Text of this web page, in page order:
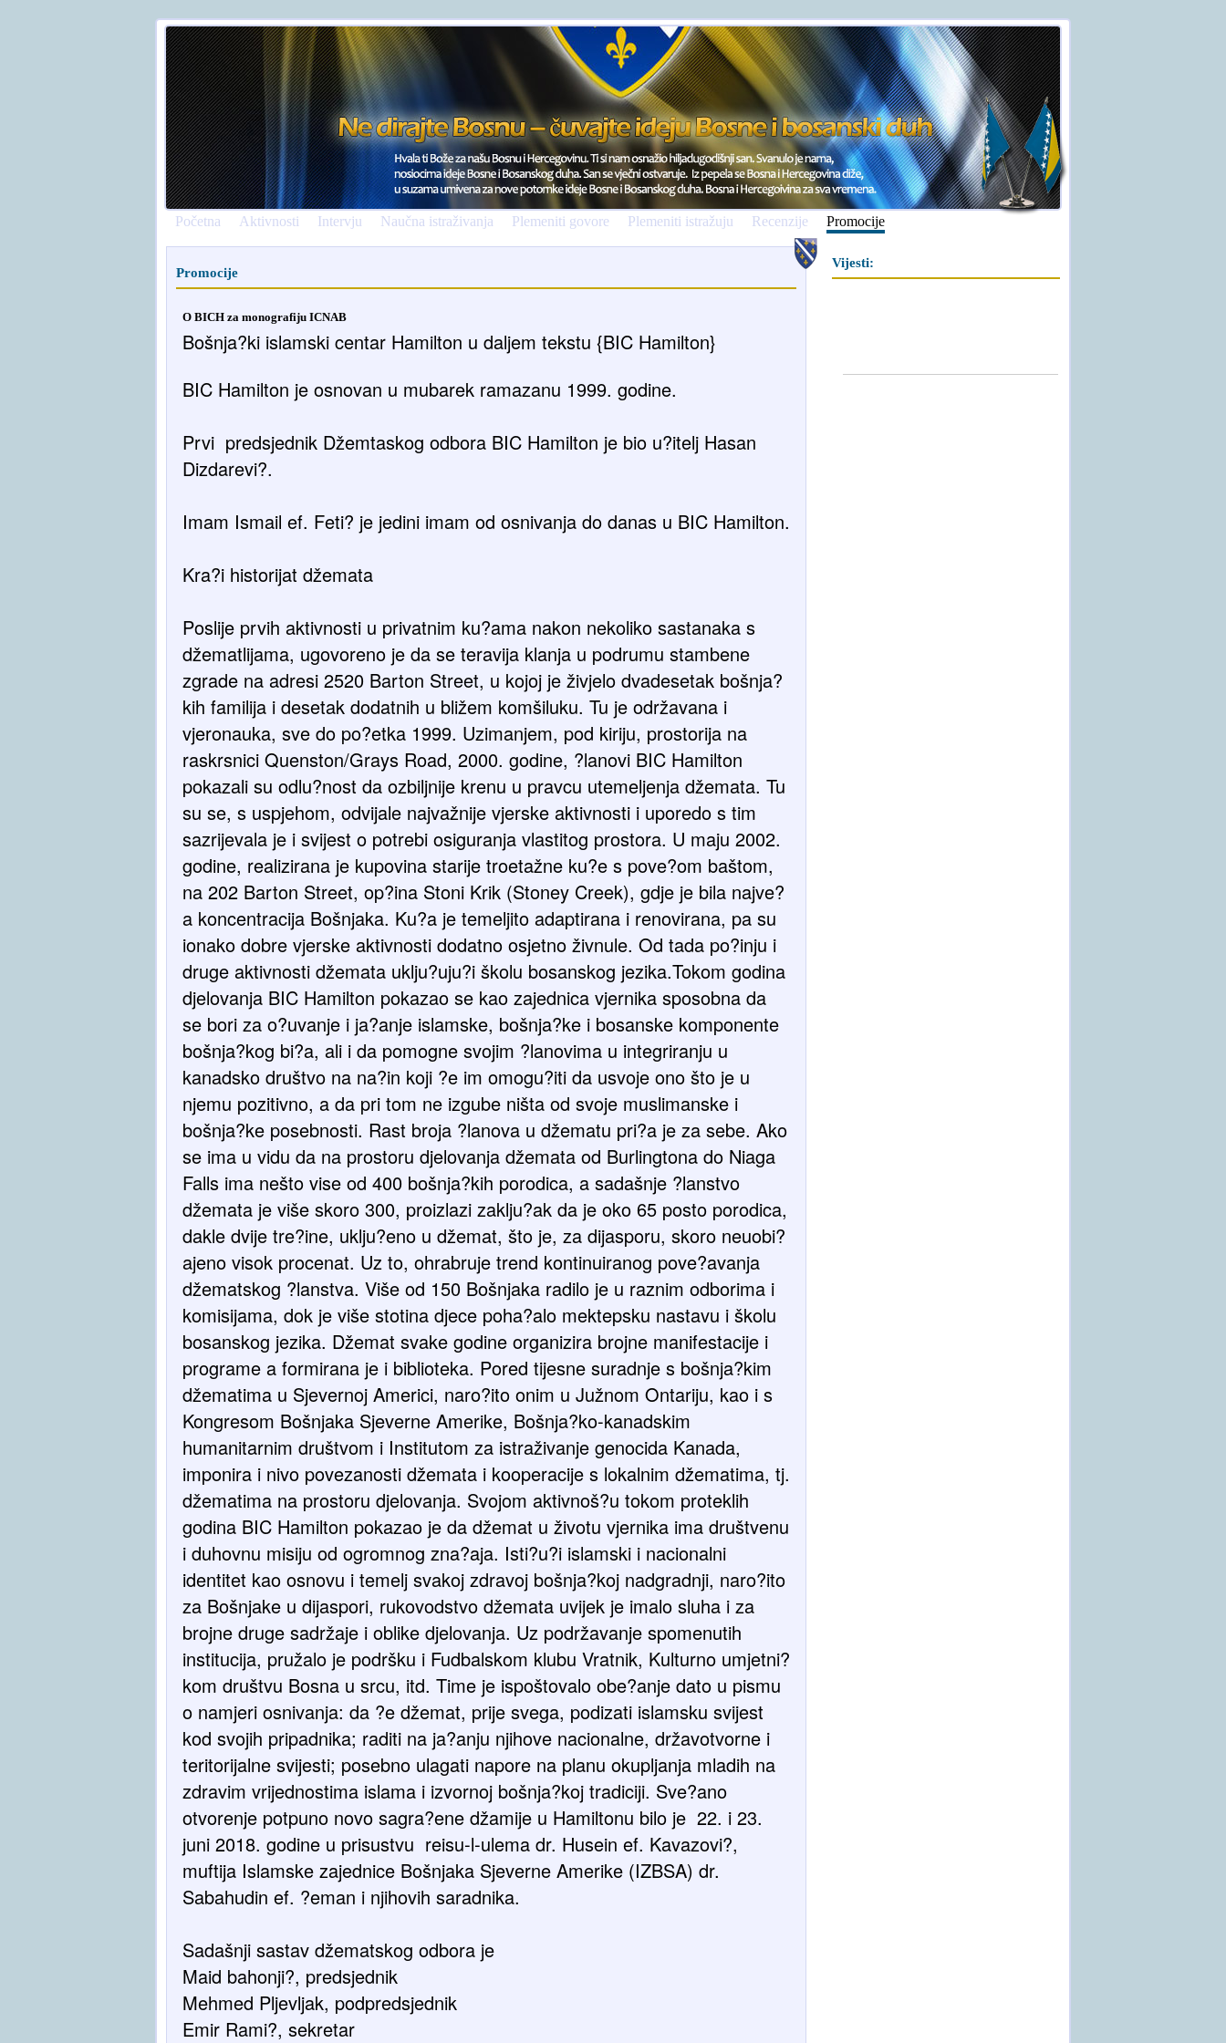
Početna Aktivnosti Intervju Naučna istraživanja Plemeniti govore Plemeniti istražuju Recenzije Promocije
Promocije
O BICH za monografiju ICNAB
Bošnja?ki islamski centar Hamilton u daljem tekstu {BIC Hamilton}
BIC Hamilton je osnovan u mubarek ramazanu 1999. godine.
Prvi predsjednik Džemtaskog odbora BIC Hamilton je bio u?itelj Hasan
Dizdarevi?.
Imam Ismail ef. Feti? je jedini imam od osnivanja do danas u BIC Hamilton.
Kra?i historijat džemata
Poslije prvih aktivnosti u privatnim ku?ama nakon nekoliko sastanaka s
džematlijama, ugovoreno je da se teravija klanja u podrumu stambene
zgrade na adresi 2520 Barton Street, u kojoj je živjelo dvadesetak bošnja?
kih familija i desetak dodatnih u bližem komšiluku. Tu je održavana i
vjeronauka, sve do po?etka 1999. Uzimanjem, pod kiriju, prostorija na
raskrsnici Quenston/Grays Road, 2000. godine, ?lanovi BIC Hamilton
pokazali su odlu?nost da ozbiljnije krenu u pravcu utemeljenja džemata. Tu
su se, s uspjehom, odvijale najvažnije vjerske aktivnosti i uporedo s tim
sazrijevala je i svijest o potrebi osiguranja vlastitog prostora. U maju 2002.
godine, realizirana je kupovina starije troetažne ku?e s pove?om baštom,
na 202 Barton Street, op?ina Stoni Krik (Stoney Creek), gdje je bila najve?
a koncentracija Bošnjaka. Ku?a je temeljito adaptirana i renovirana, pa su
ionako dobre vjerske aktivnosti dodatno osjetno živnule. Od tada po?inju i
druge aktivnosti džemata uklju?uju?i školu bosanskog jezika.Tokom godina
djelovanja BIC Hamilton pokazao se kao zajednica vjernika sposobna da
se bori za o?uvanje i ja?anje islamske, bošnja?ke i bosanske komponente
bošnja?kog bi?a, ali i da pomogne svojim ?lanovima u integriranju u
kanadsko društvo na na?in koji ?e im omogu?iti da usvoje ono što je u
njemu pozitivno, a da pri tom ne izgube ništa od svoje muslimanske i
bošnja?ke posebnosti. Rast broja ?lanova u džematu pri?a je za sebe. Ako
se ima u vidu da na prostoru djelovanja džemata od Burlingtona do Niaga
Falls ima nešto vise od 400 bošnja?kih porodica, a sadašnje ?lanstvo
džemata je više skoro 300, proizlazi zaklju?ak da je oko 65 posto porodica,
dakle dvije tre?ine, uklju?eno u džemat, što je, za dijasporu, skoro neuobi?
ajeno visok procenat. Uz to, ohrabruje trend kontinuiranog pove?avanja
džematskog ?lanstva. Više od 150 Bošnjaka radilo je u raznim odborima i
komisijama, dok je više stotina djece poha?alo mektepsku nastavu i školu
bosanskog jezika. Džemat svake godine organizira brojne manifestacije i
programe a formirana je i biblioteka. Pored tijesne suradnje s bošnja?kim
džematima u Sjevernoj Americi, naro?ito onim u Južnom Ontariju, kao i s
Kongresom Bošnjaka Sjeverne Amerike, Bošnja?ko-kanadskim
humanitarnim društvom i Institutom za istraživanje genocida Kanada,
imponira i nivo povezanosti džemata i kooperacije s lokalnim džematima, tj.
džematima na prostoru djelovanja. Svojom aktivnoš?u tokom proteklih
godina BIC Hamilton pokazao je da džemat u životu vjernika ima društvenu
i duhovnu misiju od ogromnog zna?aja. Isti?u?i islamski i nacionalni
identitet kao osnovu i temelj svakoj zdravoj bošnja?koj nadgradnji, naro?ito
za Bošnjake u dijaspori, rukovodstvo džemata uvijek je imalo sluha i za
brojne druge sadržaje i oblike djelovanja. Uz podržavanje spomenutih
institucija, pružalo je podršku i Fudbalskom klubu Vratnik, Kulturno umjetni?
kom društvu Bosna u srcu, itd. Time je ispoštovalo obe?anje dato u pismu
o namjeri osnivanja: da ?e džemat, prije svega, podizati islamsku svijest
kod svojih pripadnika; raditi na ja?anju njihove nacionalne, državotvorne i
teritorijalne svijesti; posebno ulagati napore na planu okupljanja mladih na
zdravim vrijednostima islama i izvornoj bošnja?koj tradiciji. Sve?ano
otvorenje potpuno novo sagra?ene džamije u Hamiltonu bilo je 22. i 23.
juni 2018. godine u prisustvu reisu-l-ulema dr. Husein ef. Kavazovi?,
muftija Islamske zajednice Bošnjaka Sjeverne Amerike (IZBSA) dr.
Sabahudin ef. ?eman i njihovih saradnika.
Sadašnji sastav džematskog odbora je
Maid bahonji?, predsjednik
Mehmed Pljevljak, podpredsjednik
Emir Rami?, sekretar
Vijesti: